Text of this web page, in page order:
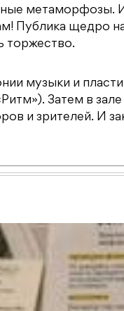
метаморфозы.
Публика щедро
торжество.
музыки и
Затем в
и зрителей. И